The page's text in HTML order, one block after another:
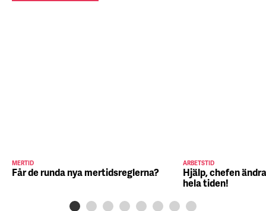
MERTID
Får de runda nya mertidsreglerna?
ARBETSTID
Hjälp, chefen
hela tiden!